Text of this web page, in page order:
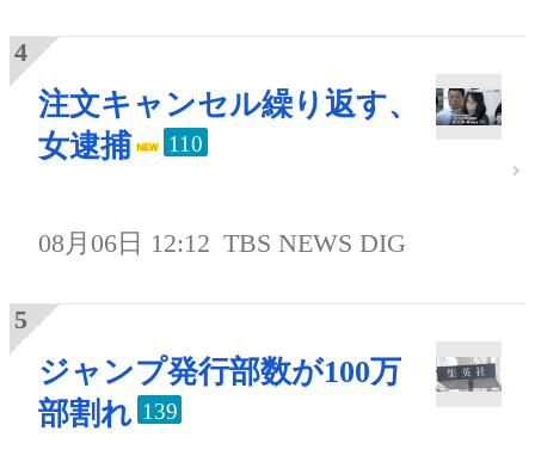
注文キャンセル繰り返す、
女逮捕
110
08月06日 12:12 TBS NEWS DIG
ジャンプ発行部数が100万
部割れ 139